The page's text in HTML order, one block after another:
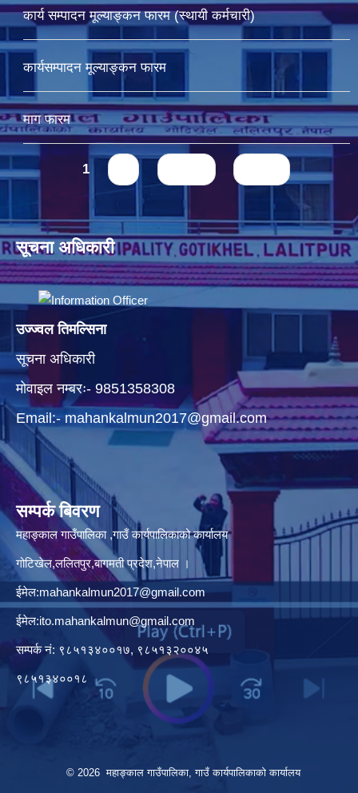
कार्य सम्पादन मूल्याङ्कन फारम (स्थायी कर्मचारी)
कार्यसम्पादन मूल्याङ्कन फारम
माग फारम
Pages1
सूचना अधिकारी
उज्ज्वल तिमल्सिना
सूचना अधिकारी
मोवाइल नम्बरः- 9851358308
Email:- mahankalmun2017@gmail.com
सम्पर्क बिवरण
महाङ्काल गाउँपालिका ,गाउँ कार्यपालिकाको कार्यालय
गोटिखेल,ललितपुर,बागमती प्रदेश,नेपाल ।
ईमेल:mahankalmun2017@gmail.com
ईमेल:ito.mahankalmun@gmail.com
सम्पर्क नं: ९८५१३४००१७, ९८५१३२००४५
९८५१३४००१८
© 2026 महाङ्काल गाउँपालिका, गाउँ कार्यपालिकाको कार्यालय